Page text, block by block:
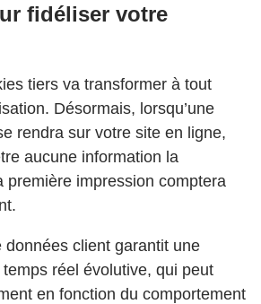
fidéliser votre
tiers va transformer à tout
Désormais, lorsqu’une
rendra sur votre site en ligne,
aucune information la
première impression comptera
données client garantit une
réel évolutive, qui peut
en fonction du comportement